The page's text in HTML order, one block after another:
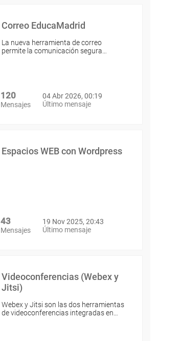
Correo EducaMadrid
La nueva herramienta de correo
permite la comunicación segura…
120
Mensajes
04 Abr 2026, 00:19
Último mensaje
Espacios WEB con Wordpress
43
Mensajes
19 Nov 2025, 20:43
Último mensaje
Videoconferencias (Webex y
Jitsi)
Webex y Jitsi son las dos herramientas
de videoconferencias integradas en…